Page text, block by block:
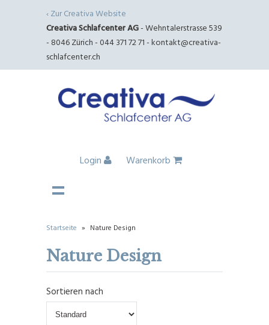
‹ Zur Creativa Website
Creativa Schlafcenter AG- Wehntalerstrasse 539
- 8046 Zürich - 044 371 72 71 -kontakt@creativa-
schlafcenter.ch
Login Warenkorb
Startseite » Nature Design
Nature Design
Sortieren nach